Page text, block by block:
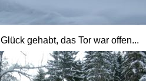
Glück gehabt, das Tor war offen...